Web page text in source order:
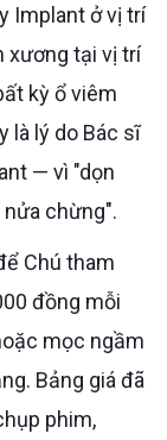
Implant ở vị trí
xương tại vị trí
kỳ ổ viêm
là lý do Bác sĩ
— vì "dọn
chừng".
Chú tham
đồng mỗi
mọc ngầm
Bảng giá đã
phim,